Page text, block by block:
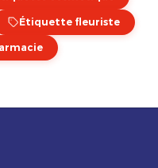
Étiquette fleuriste